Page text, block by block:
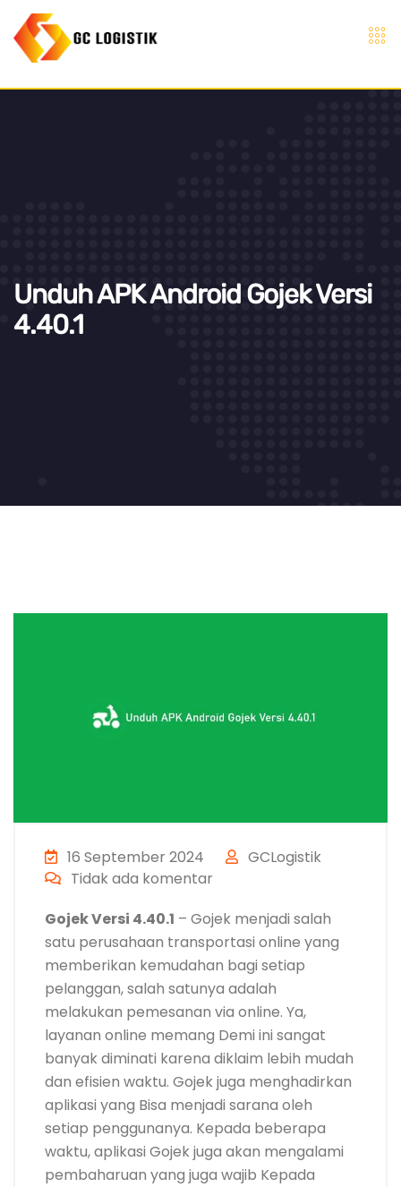
Unduh APK Android Gojek Versi
4.40.1
16 September 2024
GCLogistik
Tidak ada komentar
Gojek Versi 4.40.1 – Gojek menjadi salah
satu perusahaan transportasi online yang
memberikan kemudahan bagi setiap
pelanggan, salah satunya adalah
melakukan pemesanan via online. Ya,
layanan online memang Demi ini sangat
banyak diminati karena diklaim lebih mudah
dan efisien waktu. Gojek juga menghadirkan
aplikasi yang Bisa menjadi sarana oleh
setiap penggunanya. Kepada beberapa
waktu, aplikasi Gojek juga akan mengalami
pembaharuan yang juga wajib Kepada